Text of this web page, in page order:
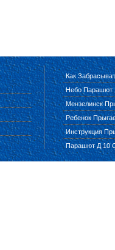
Как
Небо Парашют
Мензелинск
Ребенок
Инструкция
Парашют Д 10